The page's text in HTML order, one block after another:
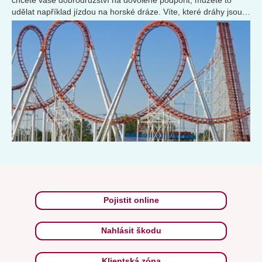
udělat například jízdou na horské dráze. Víte, které dráhy jsou
nejdelší, nejvyšší a nejrychlejší?
Pojistit online
Nahlásit škodu